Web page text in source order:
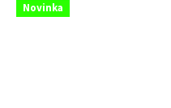
Novinka